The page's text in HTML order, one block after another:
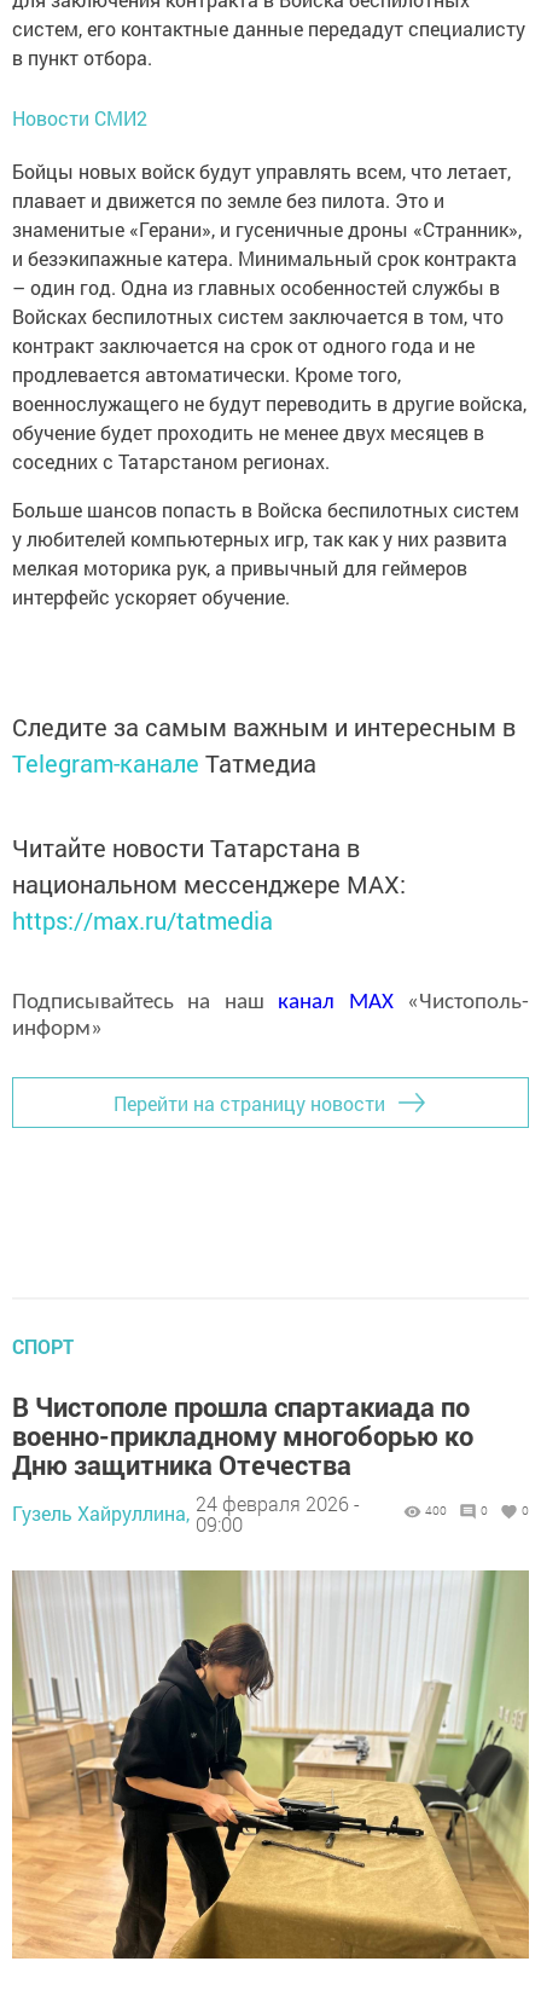
систем, его контактные данные передадут специалисту
в пункт отбора.
Новости СМИ2
Бойцы новых войск будут управлять всем, что летает,
плавает и движется по земле без пилота. Это и
знаменитые «Герани», и гусеничные дроны «Странник»,
и безэкипажные катера. Минимальный срок контракта
– один год. Одна из главных особенностей службы в
Войсках беспилотных систем заключается в том, что
контракт заключается на срок от одного года и не
продлевается автоматически. Кроме того,
военнослужащего не будут переводить в другие войска,
обучение будет проходить не менее двух месяцев в
соседних с Татарстаном регионах.
Больше шансов попасть в Войска беспилотных систем
у любителей компьютерных игр, так как у них развита
мелкая моторика рук, а привычный для геймеров
интерфейс ускоряет обучение.
Следите за самым важным и интересным в
Telegram-канале Татмедиа
Читайте новости Татарстана в
национальном мессенджере MАХ:
https://max.ru/tatmedia
Подписывайтесь на наш канал MAX«Чистополь-
информ»
Перейти на страницу новости
СПОРТ
В Чистополе прошла спартакиада по
военно-прикладному многоборью ко
Дню защитника Отечества
Гузель Хайруллина, 24 февраля 2026 -
09:00
400 0 0